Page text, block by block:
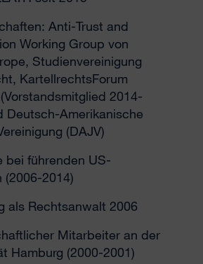
Anti-Trust and
Working Group von
Studienvereinigung
KartellrechtsForum
2014-
Deutsch-Amerikanische
(DAJV)
bei führenden US-
(2006-2014)
als Rechtsanwalt 2006
Mitarbeiter an der
Hamburg (2000-2001)